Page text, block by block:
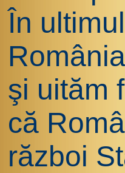
În
şi uităm
că
război